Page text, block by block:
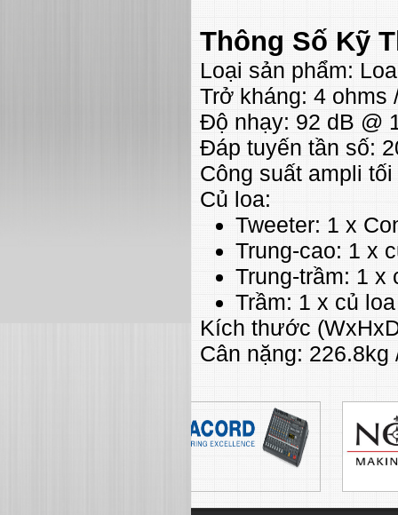
Thông Số Kỹ
Loại sản phẩm:
Trở kháng: 4 ohms
Độ nhạy: 92 dB @
Đáp tuyến tần số:
Công suất ampli
Củ loa:
Tweeter: 1 x
Trung-cao: 1 x
Trung-trầm: 1 x
Trầm: 1 x củ
Kích thước
Cân nặng: 226.8kg